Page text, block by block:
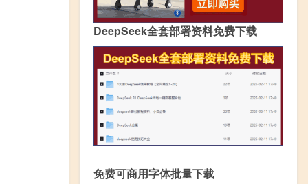
DeepSeek全套部署资料免费下载
免费可商用字体批量下载